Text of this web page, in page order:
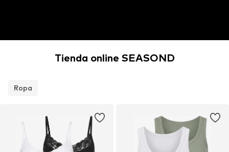
Tienda online SEASOND
Ropa